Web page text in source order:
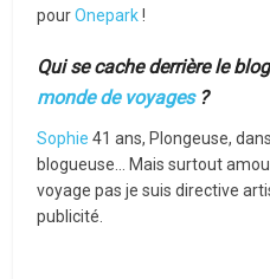
pourOnepark!
Qui se cache derrière le
monde de voyages?
Sophie 41 ans, Plongeuse,
blogueuse… Mais surtout
voyage pas je suis directive
publicité.